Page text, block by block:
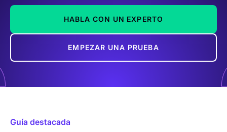
HABLA CON UN EXPERTO
EMPEZAR UNA PRUEBA
Guía destacada